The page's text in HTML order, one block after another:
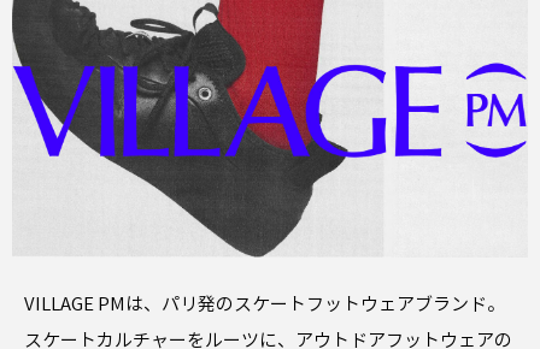
VILLAGE PMは、パリ発のスケートフットウェアブランド。
スケートカルチャーをルーツに、アウトドアフットウェアの